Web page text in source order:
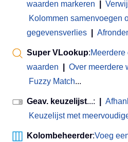
waarden markeren
Kolommen samenvoegen
gegevensverlies
Super VLookup:Meerdere
waarden
Over meerdere
Fuzzy Match...
Geav. keuzelijst...:
Keuzelijst met
Kolombeheerder:Voeg